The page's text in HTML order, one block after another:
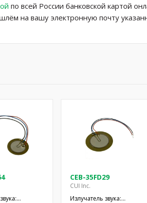
по всей России банковской картой
на вашу электронную почту
CEB-35FD29
CUI Inc.
Излучатель звука: